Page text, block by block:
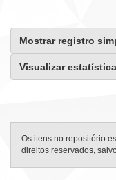
Mostrar registro
Visualizar
Os itens no repositório
direitos reservados,